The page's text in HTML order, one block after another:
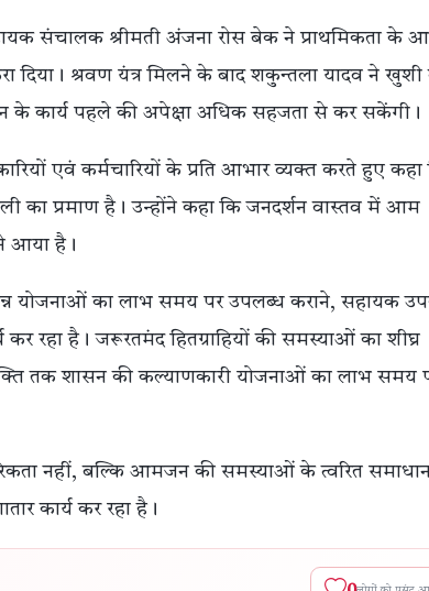
संचालक श्रीमती अंजना रोस बेक ने प्राथमिकता के
दिया। श्रवण यंत्र मिलने के बाद शकुन्तला यादव ने खुशी
के कार्य पहले की अपेक्षा अधिक सहजता से कर सकेंगी।
एवं कर्मचारियों के प्रति आभार व्यक्त करते हुए कहा
का प्रमाण है। उन्होंने कहा कि जनदर्शन वास्तव में आम
आया है।
योजनाओं का लाभ समय पर उपलब्ध कराने, सहायक
रहा है। जरूरतमंद हितग्राहियों की समस्याओं का शीघ्र
तक शासन की कल्याणकारी योजनाओं का लाभ समय
नहीं, बल्कि आमजन की समस्याओं के त्वरित
कार्य कर रहा है।